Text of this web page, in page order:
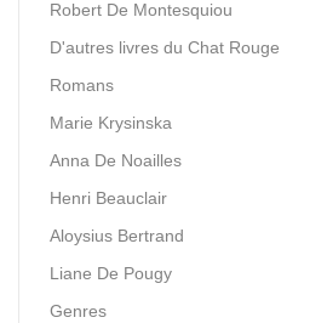
Robert De Montesquiou
D'autres livres du Chat Rouge
Romans
Marie Krysinska
Anna De Noailles
Henri Beauclair
Aloysius Bertrand
Liane De Pougy
Genres